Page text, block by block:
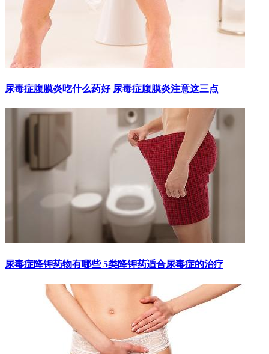
尿毒症腹膜炎吃什么药好 尿毒症腹膜炎注意这三点
尿毒症降钾药物有哪些 5类降钾药适合尿毒症的治疗